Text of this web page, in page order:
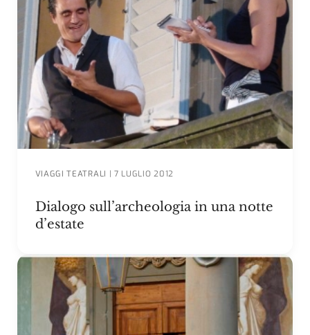
VIAGGI TEATRALI | 7 LUGLIO 2012
Dialogo sull’archeologia in una notte
d’estate